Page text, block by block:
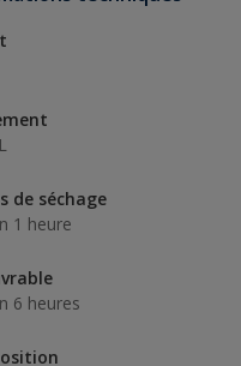
de séchage
1 heure
6 heures